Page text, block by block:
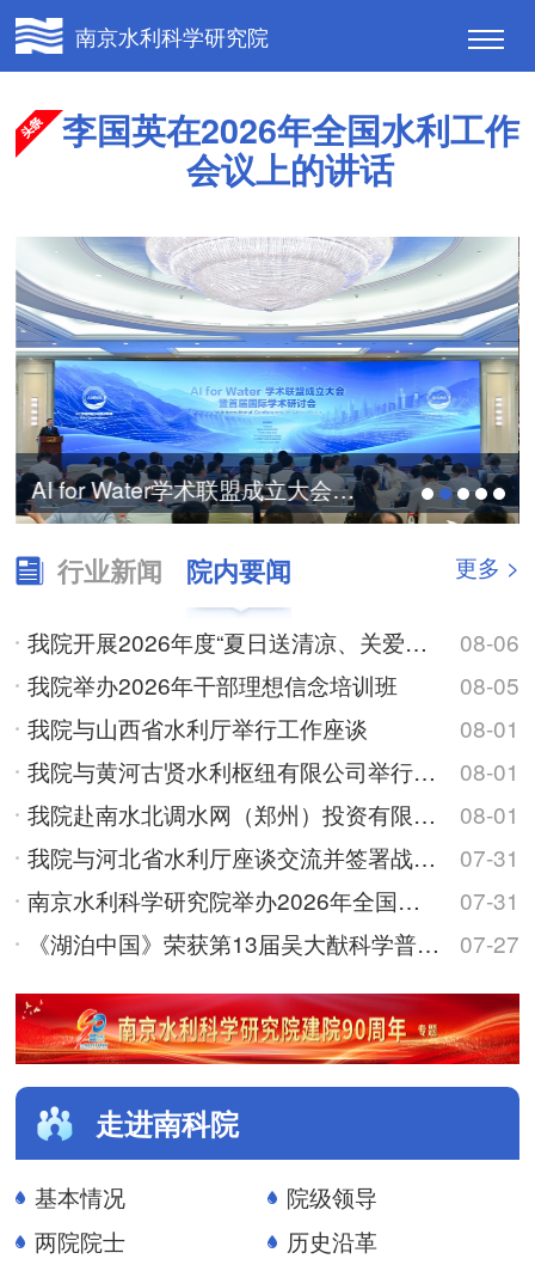
南京水利科学研究院
李国英在2026年全国水利工作
会议上的讲话
AI for Water学术联盟成立大会暨首届国际...
行业新闻 院内要闻 更多 >
我院开展2026年度“夏日送清凉、关爱在身边”高温慰问活动
08-06
我院举办2026年干部理想信念培训班
08-05
我院与山西省水利厅举行工作座谈
08-01
我院与黄河古贤水利枢纽有限公司举行工作座谈
08-01
我院赴南水北调水网（郑州）投资有限公司调研交流
08-01
我院与河北省水利厅座谈交流并签署战略合作框架协议
07-31
南京水利科学研究院举办2026年全国优秀大学生夏令营
07-31
《湖泊中国》荣获第13届吴大猷科学普及著作奖
07-27
走进南科院
基本情况
院级领导
两院院士
历史沿革